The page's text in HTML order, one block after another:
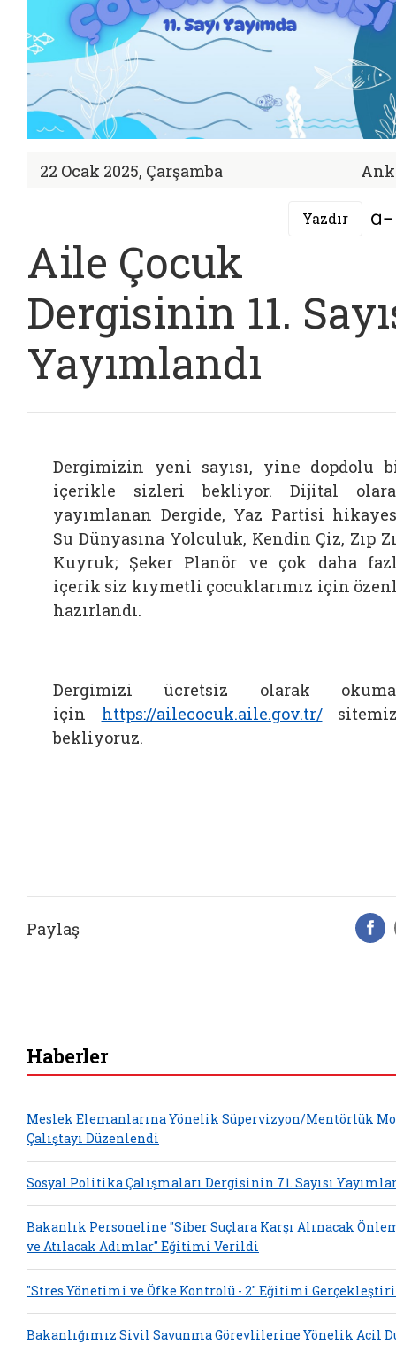
22 Ocak 2025, Çarşamba
Yazdır
Aile Çocuk
Dergisinin 11.
Yayımlandı
Dergimizin yeni sayısı, yine dopdolu
içerikle sizleri bekliyor. Dijital
yayımlanan Dergide, Yaz Partisi
Su Dünyasına Yolculuk, Kendin Çiz, Zıp
Kuyruk; Şeker Planör ve çok daha
içerik siz kıymetli çocuklarımız için
hazırlandı.
Dergimizi ücretsiz olarak
için https://ailecocuk.aile.gov.tr/
bekliyoruz.
Paylaş
Haberler
Meslek Elemanlarına Yönelik Süpervizyon/Mentörlük
Çalıştayı Düzenlendi
Sosyal Politika Çalışmaları Dergisinin 71. Sayısı
Bakanlık Personeline "Siber Suçlara Karşı Alınacak
ve Atılacak Adımlar" Eğitimi Verildi
"Stres Yönetimi ve Öfke Kontrolü - 2" Eğitimi
Bakanlığımız Sivil Savunma Görevlilerine Yönelik Acil